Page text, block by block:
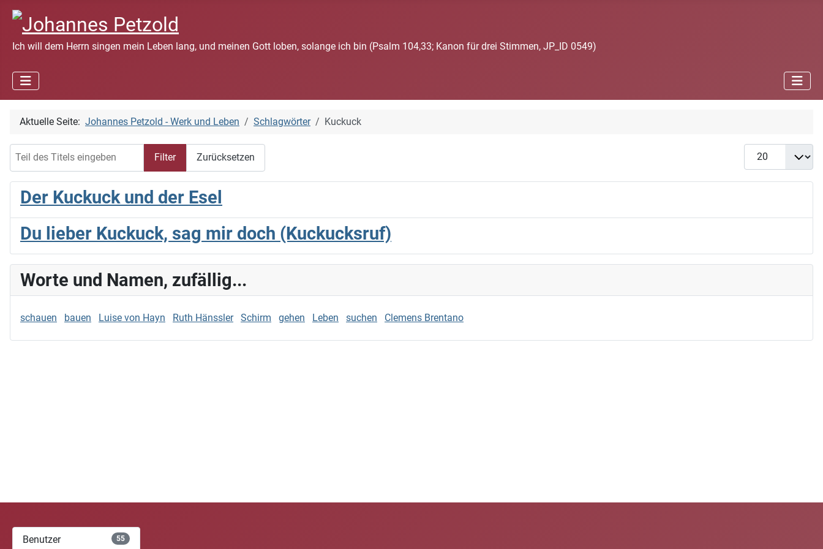
Ich will dem Herrn singen mein Leben lang, und meinen Gott loben, solange ich bin (Psalm 104,33; Kanon für drei Stimmen, JP_ID 0549)
Aktuelle Seite: Johannes Petzold - Werk und Leben Schlagwörter Kuckuck
Filter Zurücksetzen
Anzeige #
Der Kuckuck und der Esel
Du lieber Kuckuck, sag mir doch (Kuckucksruf)
Worte und Namen, zufällig...
schauen bauen Luise von Hayn Ruth Hänssler Schirm gehen Leben suchen Clemens Brentano
Benutzer 55